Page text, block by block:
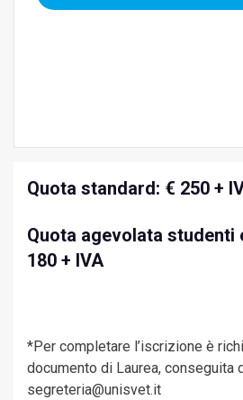
Quota standard: € 250 +
Quota agevolata studenti
180 + IVA
*Per completare l’iscrizione è
documento di Laurea, conseguita
segreteria@unisvet.it